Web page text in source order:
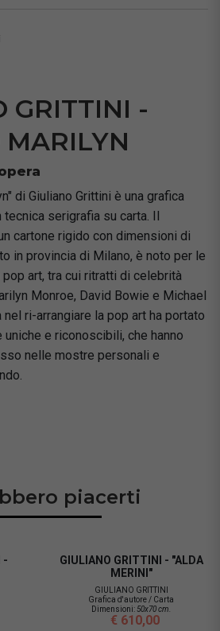
GRITTINI -
di Giuliano Grittini è una grafica
serigrafia su carta. Il
cartone rigido con dimensioni di
in provincia di Milano, è noto per le
art, tra cui ritratti di celebrità
Monroe, David Bowie e Michael
ri-arrangiare la pop art ha portato
e riconoscibili, che hanno
nelle mostre personali e
piacerti
GIULIANO GRITTINI - "ALDA
GIULIANO GRITTINI
Grafica d'autore / Carta
50x70 cm.